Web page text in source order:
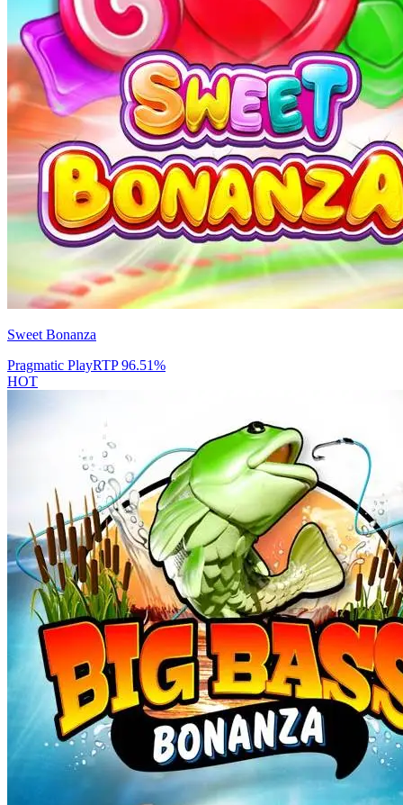
Sweet Bonanza
Pragmatic PlayRTP96.51%
HOT